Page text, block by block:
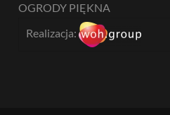
OGRODY PIĘKNA
Realizacja: